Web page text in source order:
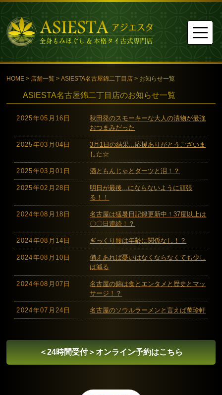
HOME > 店舗一覧 >ASIESTA名古屋錦二丁目店 > お知らせ一覧
ASIESTA名古屋錦二丁目店のお知らせ一覧
2025年05月16日
秋田発のスモーキーな大人の漬物が最強
おつまみだった
2025年03月04日
3月1日の結果...応援ありがとうございま
した☆
2025年03月01日 酒ともんじゃとダーツと泪！？
2025年02月28日
明日が最後...にならないように頑張
る！！
2024年08月18日
名古屋は猛暑日記録更新中！37度以上は
〇〇日連続！？
2024年08月14日 ぎっくり腰は年齢に関係なし！？
2024年08月10日
備えあれば憂いはなくならなくても少し
は減る
2024年08月07日
名古屋の錦は食とエンタメと歴史とマッ
サージ！？
2024年07月24日 名古屋のソウルラーメンと言えば萬珍軒
＜24時間受付＞オンライン予約はこちら